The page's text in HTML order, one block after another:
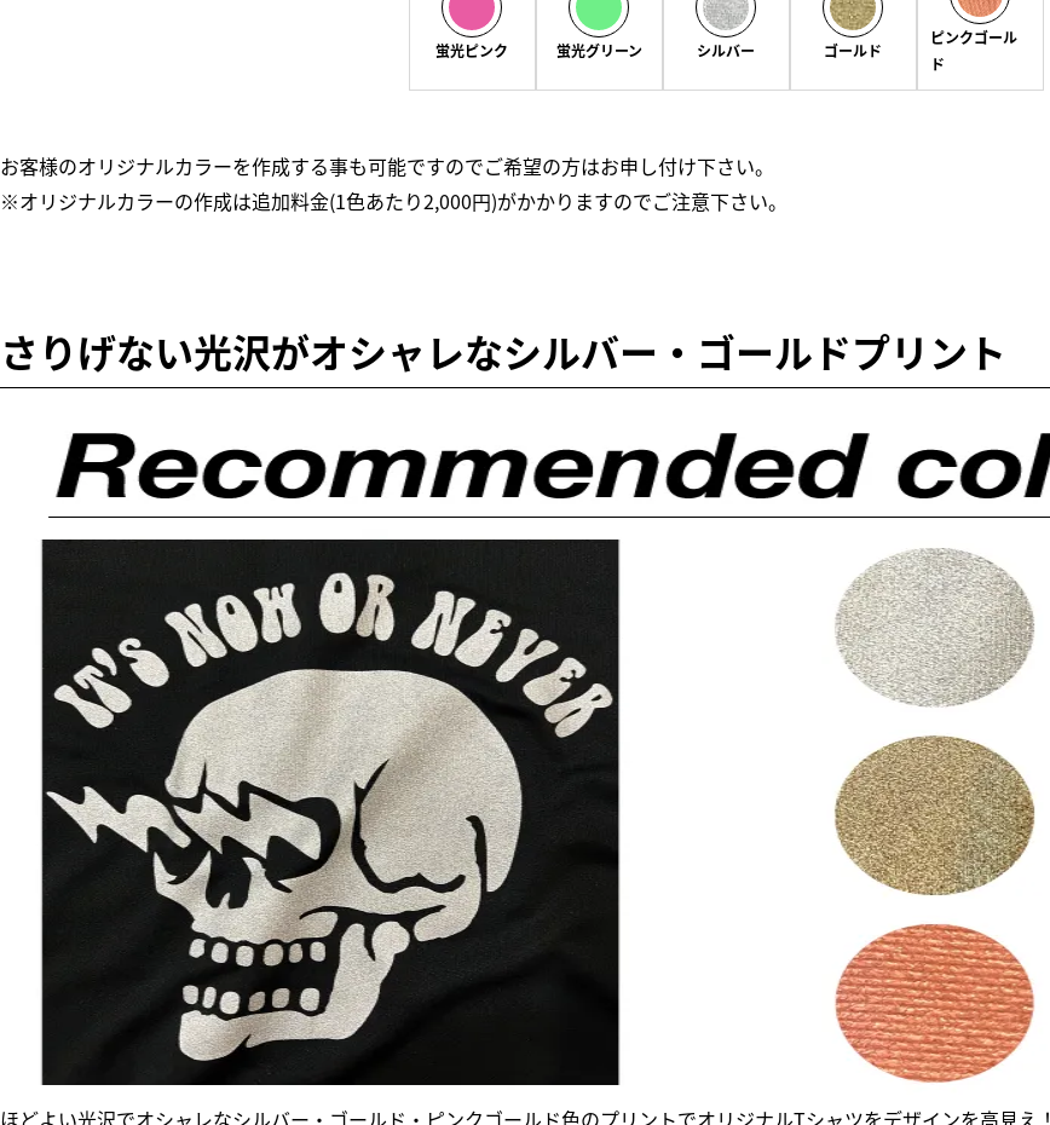
蛍光ピンク 蛍光グリーン シルバー ゴールド
ピンクゴール
ド
お客様のオリジナルカラーを作成する事も可能ですのでご希望の方はお申し付け下さい。
※オリジナルカラーの作成は追加料金(1色あたり2,000円)がかかりますのでご注意下さい。
さりげない光沢がオシャレなシルバー・ゴールドプリント
ほどよい光沢でオシャレなシルバー・ゴールド・ピンクゴールド色のプリントでオリジナルTシャツをデザインを高見え！